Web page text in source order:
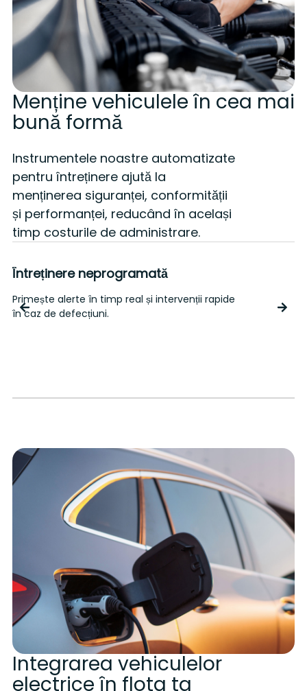
Menține vehiculele în cea mai
bună formă
Instrumentele noastre automatizate
pentru întreținere ajută la
menținerea siguranței, conformității
și performanței, reducând în același
timp costurile de administrare.
Întreținere neprogramată
Primește alerte în timp real și intervenții rapide
în caz de defecțiuni.
Integrarea vehiculelor
electrice în flota ta